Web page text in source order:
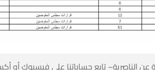
عن الناصرية– تابع حساباتنا على فيسبوك أو